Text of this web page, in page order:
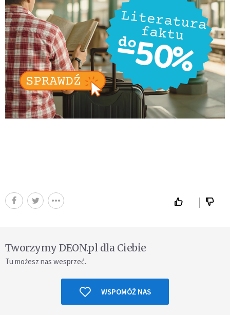
Tworzymy DEON.pl dla Ciebie
Tu możesz nas wesprzeć.
WSPOMÓŻ NAS